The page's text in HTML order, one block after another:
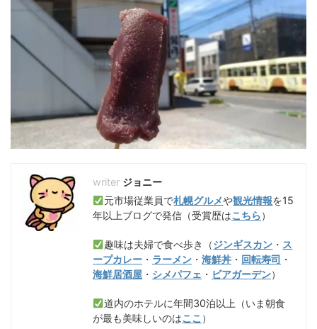
ジョニー
元市場従業員で札幌グルメや観光情報を15
年以上ブログで発信（受賞歴はこちら）
趣味は夫婦で食べ歩き（ジンギスカン ・ ス
ープカレー ・ ラーメン ・ 海鮮丼 ・ 回転寿司 ・
海鮮居酒屋 ・ シメパフェ ・ ビアガーデン）
道内のホテルに年間30泊以上（いま朝食
が最も美味しいのはここ ）